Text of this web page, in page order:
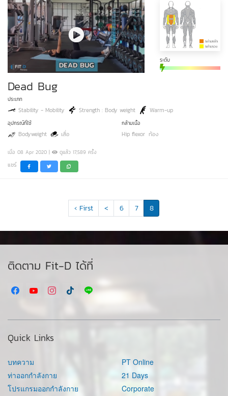
ระดับ
Dead Bug
ประเภท
Stability - Mobility Strength : Body weight Warm-up
อุปกรณ์ที่ใช้
Bodyweight เสื่อ
กล้ามเนื้อ
Hip flexor ท้อง
เมื่อ 08 Apr 2020 | ดูแล้ว 17,589 ครั้ง
แชร์
‹ First < 6 7 8
ติดตาม Fit-D ได้ที่
Quick Links
บทความ
ท่าออกกำลังกาย
โปรแกรมออกกำลังกาย
PT Online
21 Days
Corporate